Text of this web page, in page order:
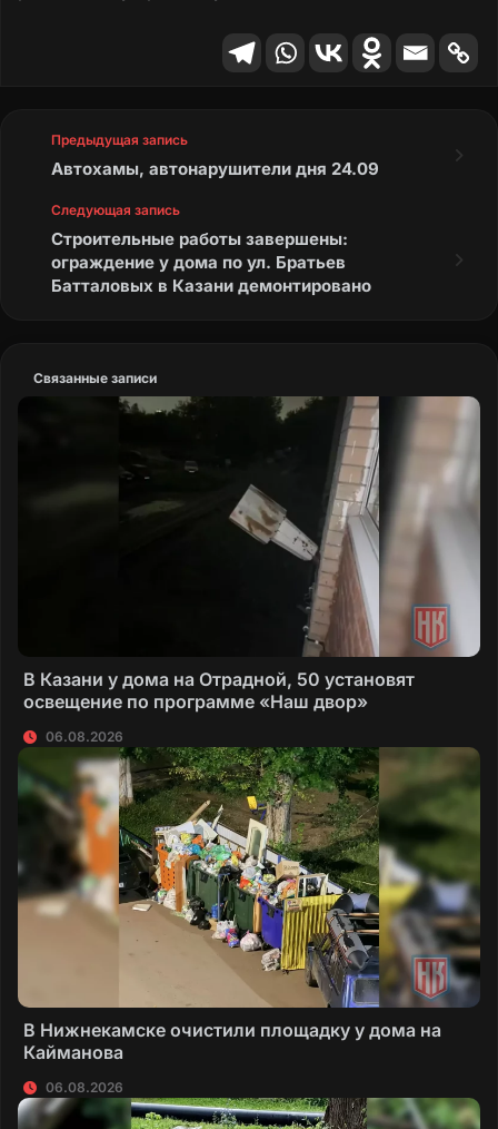
Предыдущая запись
Автохамы, автонарушители дня 24.09
Следующая запись
Строительные работы завершены:
ограждение у дома по ул. Братьев
Батталовых в Казани демонтировано
Связанные записи
В Казани у дома на Отрадной, 50 установят
освещение по программе «Наш двор»
06.08.2026
В Нижнекамске очистили площадку у дома на
Кайманова
06.08.2026